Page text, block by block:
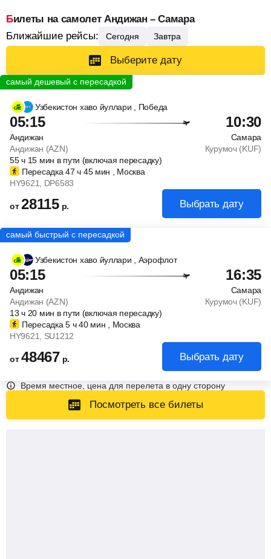
Билеты на самолет Андижан – Самара
Ближайшие рейсы:
Сегодня Завтра
Выберите дату
Узбекистон хаво йуллари , Победа
05:15 10:30
Андижан
Самара
Андижан (AZN)
Курумоч (KUF)
55ч15 мин в пути (включая пересадку)
Пересадка 47ч 45 мин , Москва
HY9621
, DP6583
от28115 р. Выбрать дату
Узбекистон хаво йуллари , Аэрофлот
05:15 16:35
Андижан
Самара
Андижан (AZN)
Курумоч (KUF)
13ч20 мин в пути (включая пересадку)
Пересадка 5 ч40 мин , Москва
HY9621
, SU1212
от48467 р. Выбрать дату
Время местное, цена для перелета в одну сторону
Посмотреть все билеты